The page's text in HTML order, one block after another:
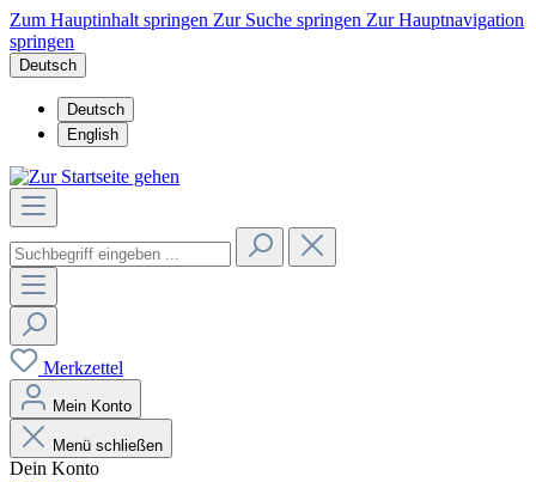
Zum Hauptinhalt springen Zur Suche springen Zur Hauptnavigation
springen
Deutsch
Deutsch
English
Merkzettel
Mein Konto
Menü schließen
Dein Konto